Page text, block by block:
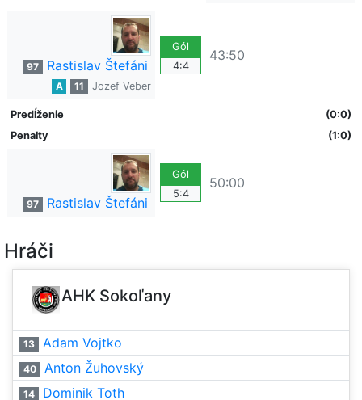
97 Rastislav Štefáni
A 11 Jozef Veber
Gól
4:4
43:50
Predĺženie
(0:0)
Penalty
(1:0)
97 Rastislav Štefáni
Gól
5:4
50:00
Hráči
AHK Sokoľany
13 Adam Vojtko
40 Anton Žuhovský
14 Dominik Toth